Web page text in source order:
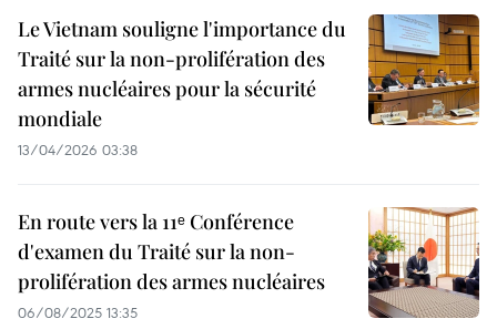
Le Vietnam souligne l'importance du
Traité sur la non-prolifération des
armes nucléaires pour la sécurité
mondiale
13/04/2026 03:38
En route vers la 11ᵉ Conférence
d'examen du Traité sur la non-
prolifération des armes nucléaires
06/08/2025 13:35